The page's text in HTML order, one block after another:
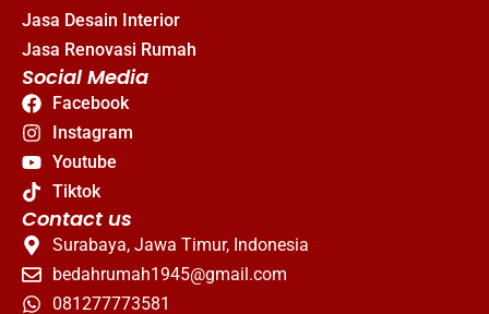
Jasa Desain Interior
Jasa Renovasi Rumah
Social Media
Facebook
Instagram
Youtube
Tiktok
Contact us
Surabaya, Jawa Timur, Indonesia
bedahrumah1945@gmail.com
081277773581